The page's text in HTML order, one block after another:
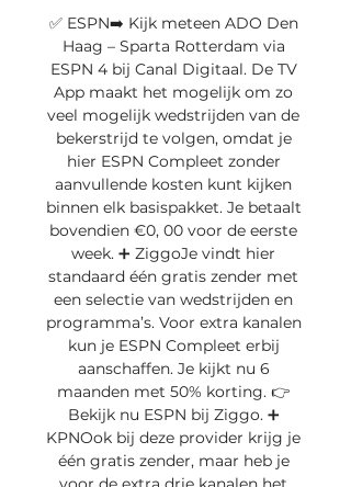
✅ ESPN➡️ Kijk meteen ADO Den
Haag – Sparta Rotterdam via
ESPN 4 bij Canal Digitaal. De TV
App maakt het mogelijk om zo
veel mogelijk wedstrijden van de
bekerstrijd te volgen, omdat je
hier ESPN Compleet zonder
aanvullende kosten kunt kijken
binnen elk basispakket. Je betaalt
bovendien €0, 00 voor de eerste
week. ➕ ZiggoJe vindt hier
standaard één gratis zender met
een selectie van wedstrijden en
programma’s. Voor extra kanalen
kun je ESPN Compleet erbij
aanschaffen. Je kijkt nu 6
maanden met 50% korting. 👉
Bekijk nu ESPN bij Ziggo. ➕
KPNOok bij deze provider krijg je
één gratis zender, maar heb je